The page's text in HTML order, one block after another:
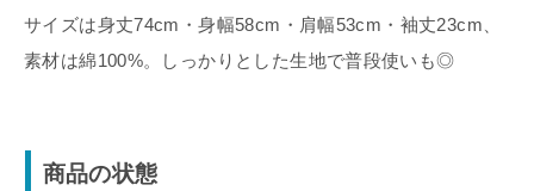
サイズは身丈74cm・身幅58cm・肩幅53cm・袖丈23cm、
素材は綿100%。しっかりとした生地で普段使いも◎
商品の状態